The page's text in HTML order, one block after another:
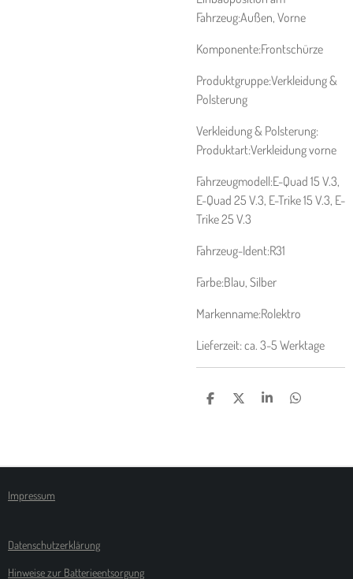
Fahrzeug:Außen, Vorne
Komponente:Frontschürze
Produktgruppe:Verkleidung &
Polsterung
Verkleidung & Polsterung:
Produktart:Verkleidung vorne
Fahrzeugmodell:E-Quad 15 V.3,
E-Quad 25 V.3, E-Trike 15 V.3, E-
Trike 25 V.3
Fahrzeug-Ident:R31
Farbe:Blau, Silber
Markenname:Rolektro
Lieferzeit: ca. 3-5 Werktage
T
N
T
N
T
N
T
N
Impressum
Datenschutzerklärung
Hinweise zur Batterieentsorgung